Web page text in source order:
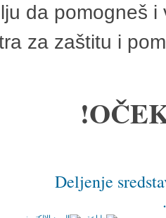
da pomogneš
za zaštitu i
Deljenje